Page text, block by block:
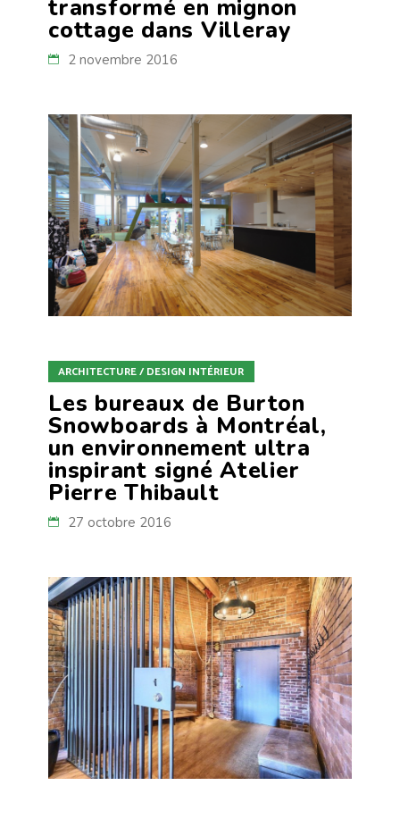
transformé en mignon
cottage dans Villeray
2 novembre 2016
ARCHITECTURE / DESIGN INTÉRIEUR
Les bureaux de Burton
Snowboards à Montréal,
un environnement ultra
inspirant signé Atelier
Pierre Thibault
27 octobre 2016